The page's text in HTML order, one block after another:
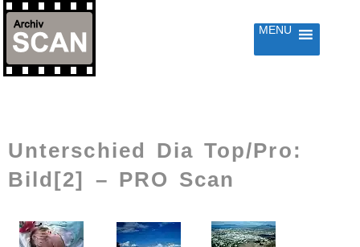
MENU
Unterschied Dia Top/Pro:
Bild[2] – PRO Scan